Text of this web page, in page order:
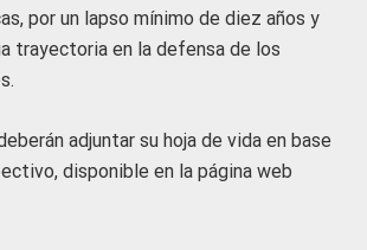
por un lapso mínimo de diez años y
trayectoria en la defensa de los
adjuntar su hoja de vida en base
disponible en la página web